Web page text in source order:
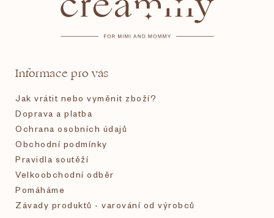
Informace pro vás
Jak vrátit nebo vyměnit zboží?
Doprava a platba
Ochrana osobních údajů
Obchodní podmínky
Pravidla soutěží
Velkoobchodní odběr
Pomáháme
Závady produktů - varování od výrobců